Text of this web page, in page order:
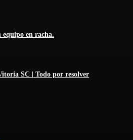
equipo en racha.
SC | Todo por resolver